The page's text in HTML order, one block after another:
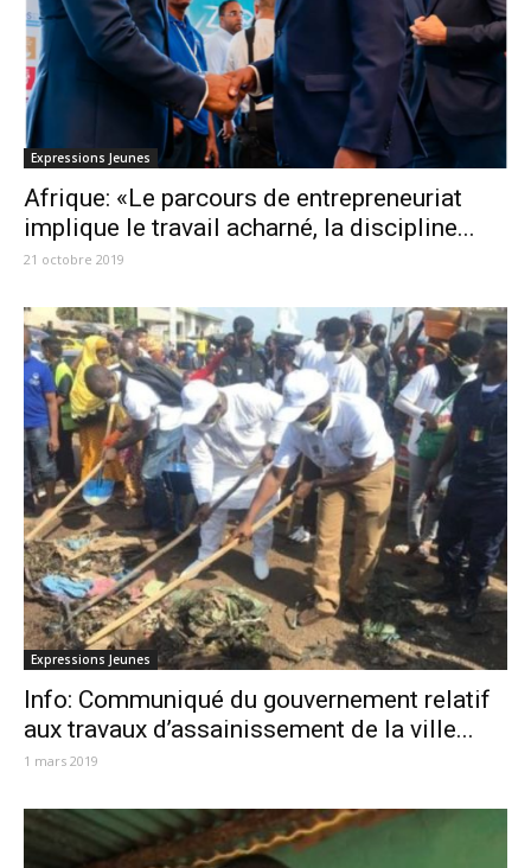
Expressions Jeunes
Afrique: «Le parcours de entrepreneuriat
implique le travail acharné, la discipline...
21 octobre 2019
Expressions Jeunes
Info: Communiqué du gouvernement relatif
aux travaux d’assainissement de la ville...
1 mars 2019